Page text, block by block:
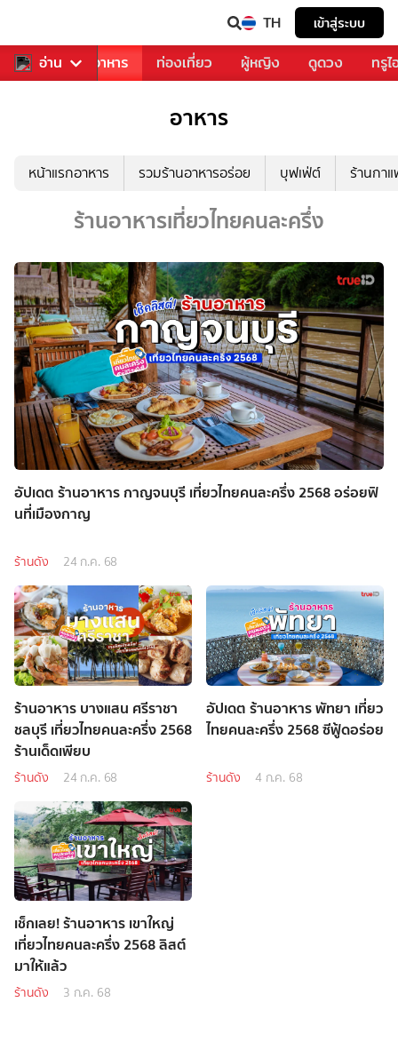
TH เข้าสู่ระบบ
อ่าน
การเพลง อาหาร ท่องเที่ยว ผู้หญิง ดูดวง ทรู
อาหาร
หน้าแรกอาหาร รวมร้านอาหารอร่อย บุฟเฟ่ต์ ร้านกา
ร้านอาหารเที่ยวไทยคนละครึ่ง
อัปเดต ร้านอาหาร กาญจนบุรี เที่ยวไทยคนละครึ่ง 2568 อร่อยฟิ
นที่เมืองกาญ
ร้านดัง 24 ก.ค. 68
ร้านอาหาร บางแสน ศรีราชา
ชลบุรี เที่ยวไทยคนละครึ่ง 2568
ร้านเด็ดเพียบ
ร้านดัง 24 ก.ค. 68
อัปเดต ร้านอาหาร พัทยา เที่ยว
ไทยคนละครึ่ง 2568 ซีฟู้ดอร่อย
ร้านดัง 4 ก.ค. 68
เช็กเลย! ร้านอาหาร เขาใหญ่
เที่ยวไทยคนละครึ่ง 2568 ลิสต์
มาให้แล้ว
ร้านดัง 3 ก.ค. 68